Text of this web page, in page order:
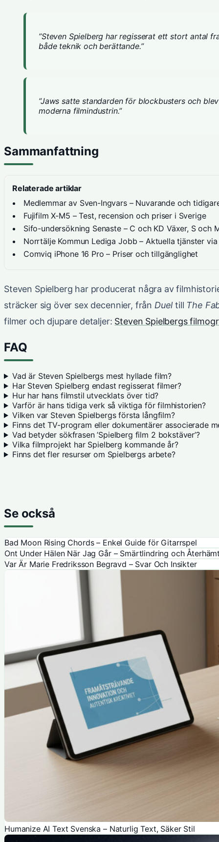
”Steven Spielberg har regisserat ett stort antal
både teknik och berättande.”
”Jaws satte standarden för blockbusters och
moderna filmindustrin.”
Sammanfattning
Relaterade artiklar
Medlemmar av Sven-Ingvars – Nuvarande och
Fujifilm X-M5 – Test, recension och priser i Sverige
Sifo-undersökning Senaste – C och KD Växer, S och
Norrtälje Kommun Lediga Jobb – Aktuella tjänster
Comviq iPhone 16 Pro – Priser och tillgänglighet
Steven Spielberg har producerat några av
sträcker sig över sex decennier, från Dueltill The
filmer och djupare detaljer: Steven Spielbergs
FAQ
Vad är Steven Spielbergs mest hyllade film?
Har Steven Spielberg endast regisserat filmer?
Hur har hans filmstil utvecklats över tid?
Varför är hans tidiga verk så viktiga för filmhistorien?
Vilken var Steven Spielbergs första långfilm?
Finns det TV-program eller dokumentärer associerade
Vad betyder sökfrasen ’Spielberg film 2 bokstäver’?
Vilka filmprojekt har Spielberg kommande år?
Finns det fler resurser om Spielbergs arbete?
Se också
Bad Moon Rising Chords – Enkel Guide för Gitarrspel
Ont Under Hälen När Jag Går – Smärtlindring och
Var Är Marie Fredriksson Begravd – Svar Och Insikter
Humanize AI Text Svenska – Naturlig Text, Säker Stil